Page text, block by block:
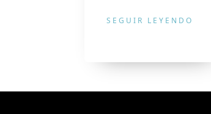
SEGUIR LEYENDO